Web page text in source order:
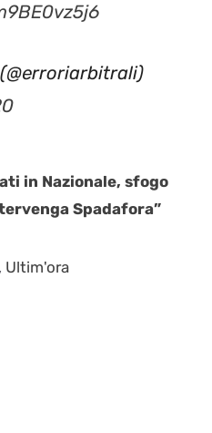
in Nazionale, sfogo
Spadafora”
, Ultim'ora